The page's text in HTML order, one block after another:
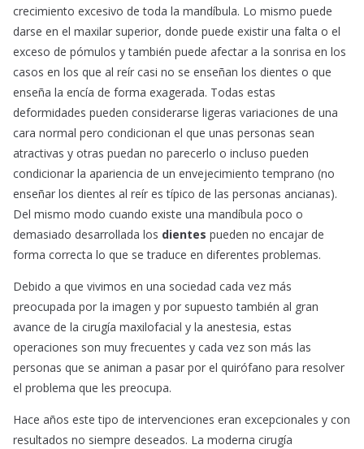
crecimiento excesivo de toda la mandíbula. Lo mismo puede
darse en el maxilar superior, donde puede existir una falta o el
exceso de pómulos y también puede afectar a la sonrisa en los
casos en los que al reír casi no se enseñan los dientes o que
enseña la encía de forma exagerada. Todas estas
deformidades pueden considerarse ligeras variaciones de una
cara normal pero condicionan el que unas personas sean
atractivas y otras puedan no parecerlo o incluso pueden
condicionar la apariencia de un envejecimiento temprano (no
enseñar los dientes al reír es típico de las personas ancianas).
Del mismo modo cuando existe una mandíbula poco o
demasiado desarrollada los dientes pueden no encajar de
forma correcta lo que se traduce en diferentes problemas.
Debido a que vivimos en una sociedad cada vez más
preocupada por la imagen y por supuesto también al gran
avance de la cirugía maxilofacial y la anestesia, estas
operaciones son muy frecuentes y cada vez son más las
personas que se animan a pasar por el quirófano para resolver
el problema que les preocupa.
Hace años este tipo de intervenciones eran excepcionales y con
resultados no siempre deseados. La moderna cirugía